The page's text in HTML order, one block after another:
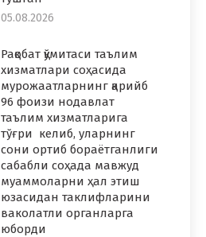
05.08.2026
Рақобат қўмитаси таълим
хизматлари соҳасида
мурожаатларнинг қарийб
96 фоизи нодавлат
таълим хизматларига
тўғри келиб, уларнинг
сони ортиб бораётганлиги
сабабли соҳада мавжуд
муаммоларни ҳал этиш
юзасидан таклифларини
ваколатли органларга
юборди